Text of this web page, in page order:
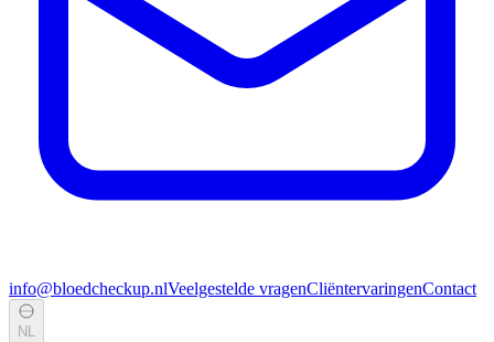
info@bloedcheckup.nlVeelgestelde vragenCliëntervaringenContact
NL